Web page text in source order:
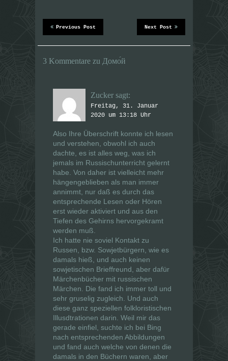
r
d
i
n
e
e
s
t
g
e
f
f
n
e
t
)
e
e
m
t
e
r
g
f
f
n
e
)
Next Post
Previous Post
3 Kommentare zu Домо́й
Zucker sagt:
Freitag, 31. Januar
2020 um 13:18 Uhr
Also Ihre Überschrift konnte ich lesen
und verstehen, obwohl ich auch
dachte, es ist alles weg, was ich
jemals im Russischunterricht gelernt
habe. Von daher ist vielleicht mehr
hängengeblieben als man immer
annimmt, nur daß es durch das
entsprechende Lesen oder Hören
erst wieder aktiviert und aus den
Tiefen des Gehirns hervorgekramt
werden muß.
Ich hatte nie soviel Kontakt zu
Russen, bzw. Sowjetbürgern, wie es
damals hieß, und auch keinen
sowjetischen Brieffreund, aber dafür
Märchenbücher mit russischen
Märchen. Die fand ich immer toll und
sehr gruselig zugleich. Und auch
diese ganz speziellen folkloristischen
Illusdtrationen darin. Weil mir das
gerade einfiel, suchte ich bei Bing
nach entsprechenden Abbildungen
und fand auch welche von denen die
damals in den Büchern waren, aber